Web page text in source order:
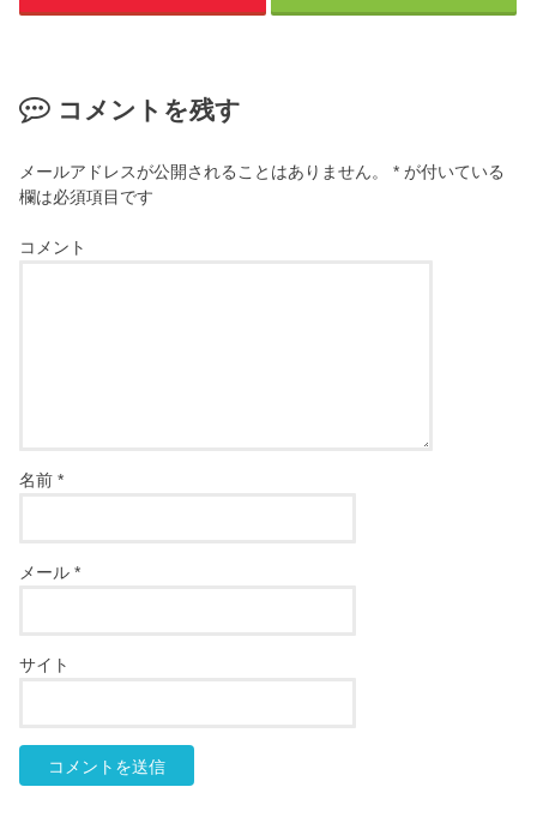
コメントを残す
メールアドレスが公開されることはありません。 * が付いている
欄は必須項目です
コメント
名前*
メール*
サイト